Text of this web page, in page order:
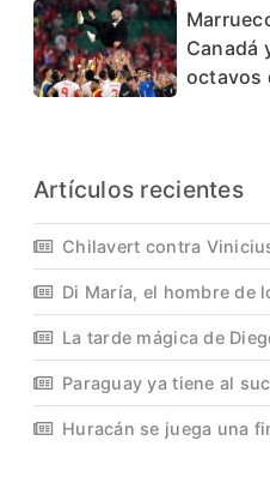
Canadá
octavos
Artículos recientes
Chilavert contra
Di María, el hombre de
La tarde mágica de
Paraguay ya tiene al
Huracán se juega una